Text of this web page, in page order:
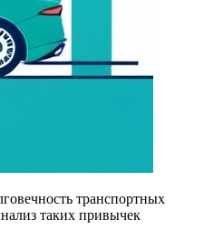
транспортных
таких привычек